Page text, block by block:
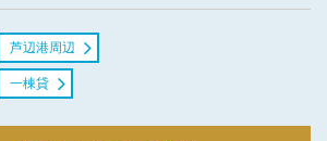
芦辺港周辺
一棟貸